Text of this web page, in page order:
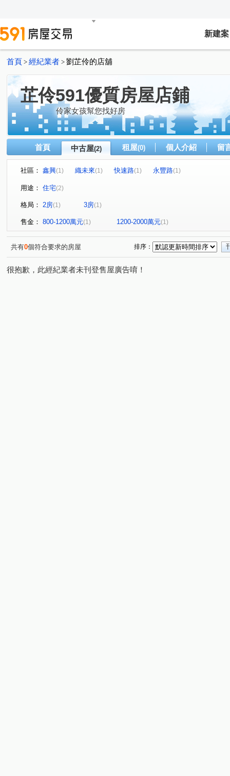
新建案
首頁 > 經紀業者 > 劉芷伶的店舖
芷伶591優質房屋店鋪
伶家女孩幫您找好房
首頁 中古屋(2) 租屋(0) 個人介紹 留
社區： 鑫興(1) 織未來(1) 快速路(1) 永豐路(1)
用途： 住宅(2)
格局： 2房(1) 3房(1)
售金： 800-1200萬元(1) 1200-2000萬元(1)
共有0個符合要求的房屋 排序：
很抱歉，此經紀業者未刊登售屋廣告唷！